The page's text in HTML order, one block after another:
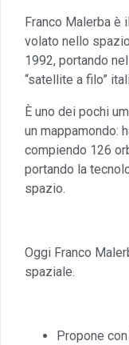
Franco Malerba è il
volato nello
1992, portando
“satellite a filo”
È uno dei pochi
un mappamondo:
compiendo 126
portando la
spazio.
Oggi Franco
spaziale.
Propone